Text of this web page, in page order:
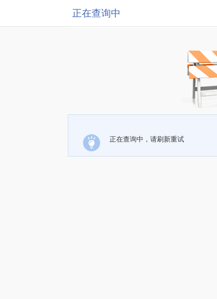
正在查询中
正在查询中，请刷新重试